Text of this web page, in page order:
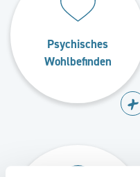
Psychisches
Wohlbefinden